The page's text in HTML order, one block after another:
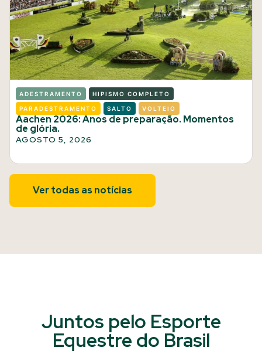
ADESTRAMENTO HIPISMO COMPLETO
PARADESTRAMENTO SALTO VOLTEIO
Aachen 2026: Anos de preparação. Momentos
de glória.
AGOSTO 5, 2026
Ver todas as notícias
Juntos pelo Esporte
Equestre do Brasil​